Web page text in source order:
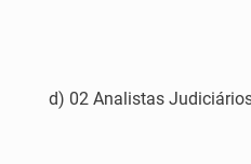
d) 02 Analistas